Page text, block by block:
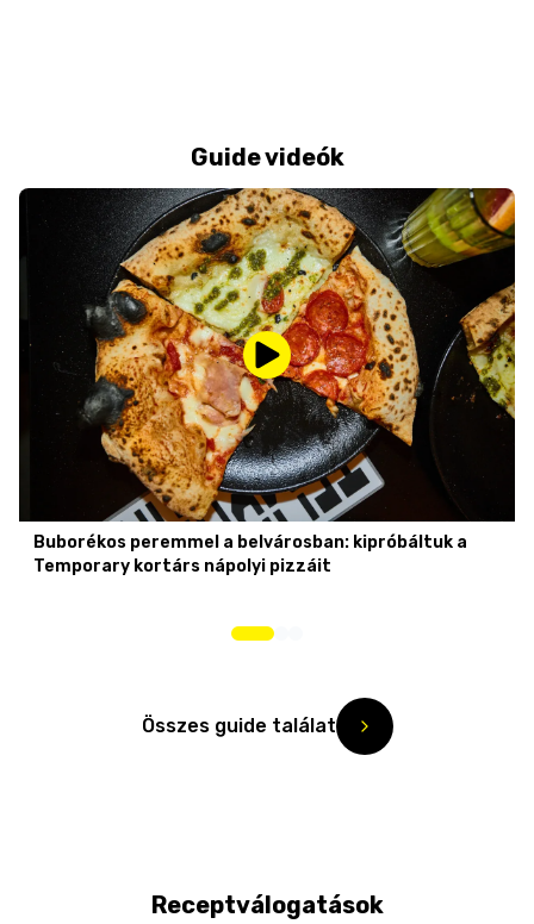
Guide videók
Buborékos peremmel a belvárosban: kipróbáltuk a
Temporary kortárs nápolyi pizzáit
Összes guide találat
Receptválogatások